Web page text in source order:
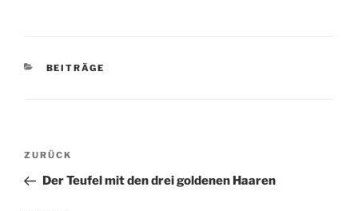
KATEGORIEN
BEITRÄGE
Beitragsnavigation
Vorheriger
Beitrag
ZURÜCK
Der Teufel mit den drei goldenen Haaren